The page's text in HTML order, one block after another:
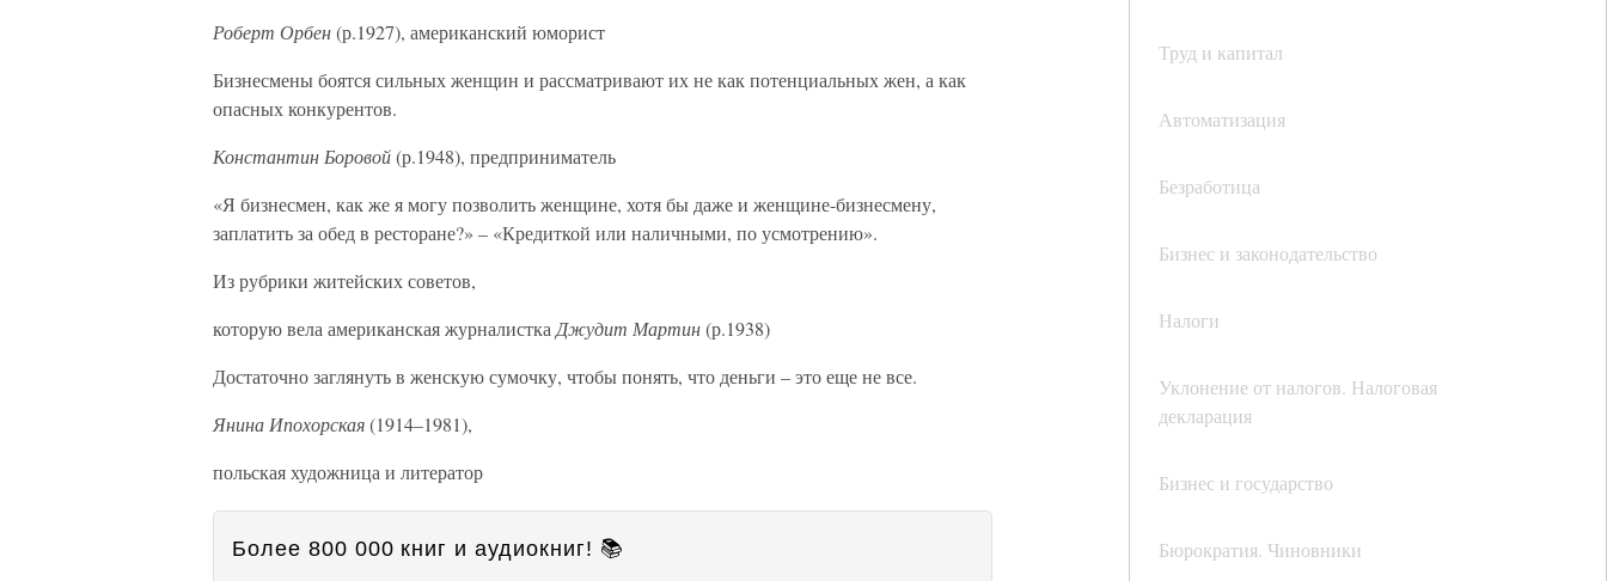
Труд и капитал
Автоматизация
Безработица
Бизнес и законодательство
Налоги
Уклонение от налогов. Налоговая
декларация
Бизнес и государство
Бюрократия. Чиновники
Роберт Орбен(р.1927), американский юморист
Бизнесмены боятся сильных женщин и рассматривают их не как потенциальных жен, а как
опасных конкурентов.
Константин Боровой(р.1948), предприниматель
«Я бизнесмен, как же я могу позволить женщине, хотя бы даже и женщине-бизнесмену,
заплатить за обед в ресторане?» – «Кредиткой или наличными, по усмотрению».
Из рубрики житейских советов,
которую вела американская журналистка Джудит Мартин(р.1938)
Достаточно заглянуть в женскую сумочку, чтобы понять, что деньги – это еще не все.
Янина Ипохорская(1914–1981),
польская художница и литератор
Более 800 000 книг и аудиокниг! 📚